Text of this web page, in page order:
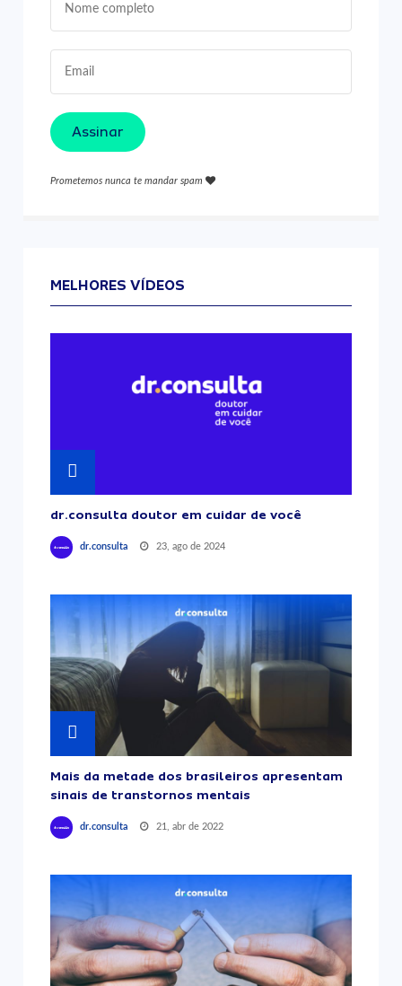
Assinar
Prometemos nunca te mandar spam
MELHORES VÍDEOS
dr.consulta doutor em cuidar de você
dr.consulta 23, ago de 2024
Mais da metade dos brasileiros apresentam
sinais de transtornos mentais
dr.consulta 21, abr de 2022